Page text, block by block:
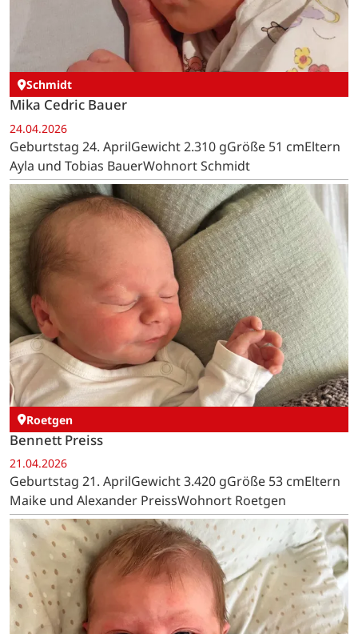
Schmidt
Mika Cedric Bauer
24.04.2026
Geburtstag 24. AprilGewicht 2.310 gGröße 51 cmEltern
Ayla und Tobias BauerWohnort Schmidt
Roetgen
Bennett Preiss
21.04.2026
Geburtstag 21. AprilGewicht 3.420 gGröße 53 cmEltern
Maike und Alexander PreissWohnort Roetgen